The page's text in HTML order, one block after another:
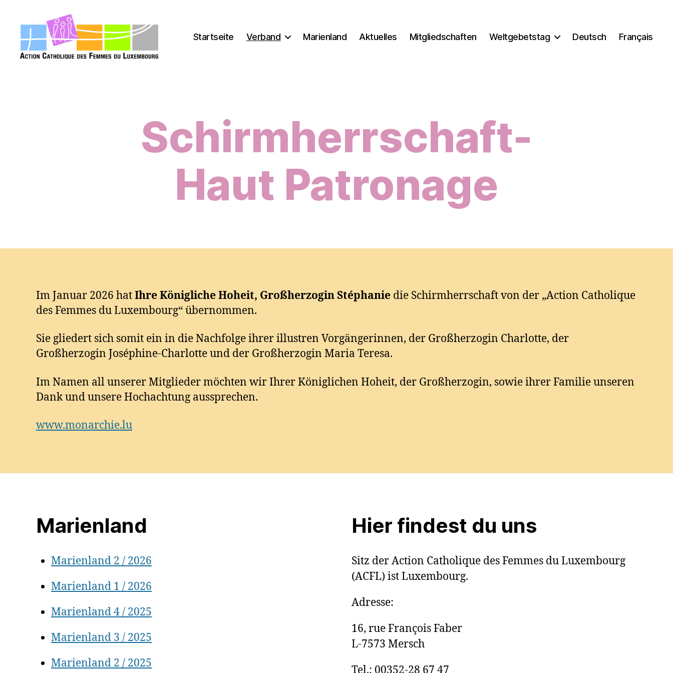
Startseite Verband Marienland Aktuelles Mitgliedschaften Weltgebetstag Deutsch Français
Schirmherrschaft-
Haut Patronage
Im Januar 2026 hatIhre Königliche Hoheit, Großherzogin Stéphanie die Schirmherrschaft von der „Action Catholique
des Femmes du Luxembourg“ übernommen.
Sie gliedert sich somit ein in die Nachfolge ihrer illustren Vorgängerinnen, der Großherzogin Charlotte, der
Großherzogin Joséphine-Charlotte und der Großherzogin Maria Teresa.
Im Namen all unserer Mitglieder möchten wir Ihrer Königlichen Hoheit, der Großherzogin, sowie ihrer Familie unseren
Dank und unsere Hochachtung aussprechen.
www.monarchie.lu
Marienland
Marienland 2 / 2026
Marienland 1 / 2026
Marienland 4 / 2025
Marienland 3 / 2025
Marienland 2 / 2025
Hier findest du uns
Sitz der Action Catholique des Femmes du Luxembourg
(ACFL) ist Luxembourg.
Adresse:
16, rue François Faber
L-7573 Mersch
Tel.: 00352-28 67 47